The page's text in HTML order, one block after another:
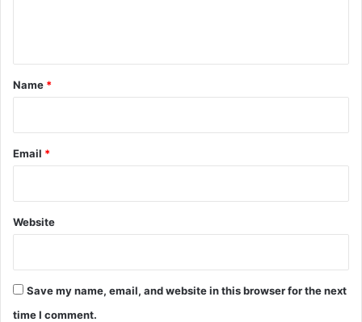
*
Name *
Email *
Website
Save my name, email, and website in this browser for the next
time I comment.